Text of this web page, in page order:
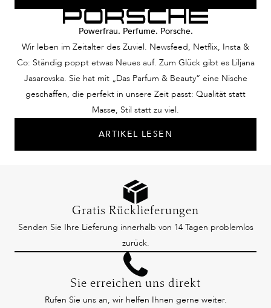
Powerfrau. Perfume. Porsche.
Wir leben im Zeitalter des Zuviel. Newsfeed, Netflix, Insta &
Co: Ständig poppt etwas Neues auf. Zum Glück gibt es Liljana
Jasarovska. Sie hat mit „Das Parfum & Beauty“ eine Nische
geschaffen, die perfekt in unsere Zeit passt: Qualität statt
Masse, Stil statt zu viel.
ARTIKEL LESEN
Gratis Rücklieferungen
Senden Sie Ihre Lieferung innerhalb von 14 Tagen problemlos
zurück.
Sie erreichen uns direkt
Rufen Sie uns an, wir helfen Ihnen gerne weiter.